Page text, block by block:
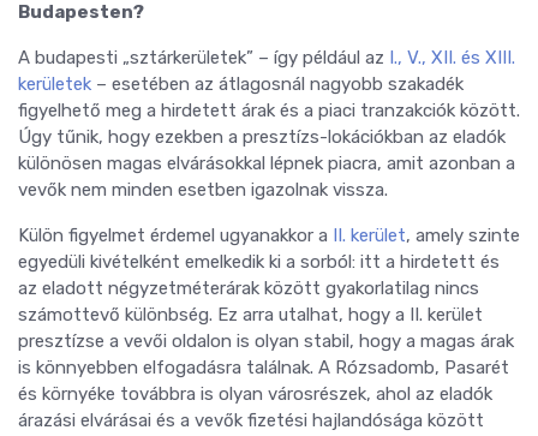
Budapesten?
A budapesti „sztárkerületek” – így például az I., V., XII. és XIII.
kerületek – esetében az átlagosnál nagyobb szakadék
figyelhető meg a hirdetett árak és a piaci tranzakciók között.
Úgy tűnik, hogy ezekben a presztízs-lokációkban az eladók
különösen magas elvárásokkal lépnek piacra, amit azonban a
vevők nem minden esetben igazolnak vissza.
Külön figyelmet érdemel ugyanakkor a II. kerület, amely szinte
egyedüli kivételként emelkedik ki a sorból: itt a hirdetett és
az eladott négyzetméterárak között gyakorlatilag nincs
számottevő különbség. Ez arra utalhat, hogy a II. kerület
presztízse a vevői oldalon is olyan stabil, hogy a magas árak
is könnyebben elfogadásra találnak. A Rózsadomb, Pasarét
és környéke továbbra is olyan városrészek, ahol az eladók
árazási elvárásai és a vevők fizetési hajlandósága között